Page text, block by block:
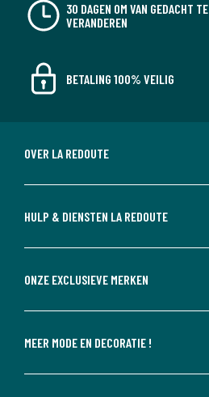
30 DAGEN OM VAN GEDACHT TE
VERANDEREN
BETALING 100% VEILIG
OVER LA REDOUTE
HULP & DIENSTEN LA REDOUTE
ONZE EXCLUSIEVE MERKEN
MEER MODE EN DECORATIE !